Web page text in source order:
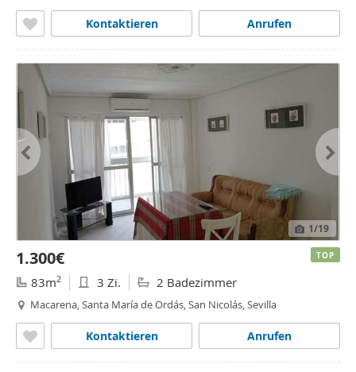
Anrufen
Kontaktieren
1/19
1.300€
83m2 3 Zi. 2 Badezimmer
Macarena, Santa María de Ordás, San Nicolás, Sevilla
Anrufen
Kontaktieren
TOP